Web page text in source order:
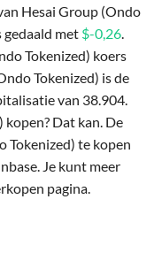
Hesai Group (Ondo
gedaald met $-0,26.
Tokenized) koers
Tokenized) is de
van 38.904.
Dat kan. De
Tokenized) te kopen
Je kunt meer
pagina.